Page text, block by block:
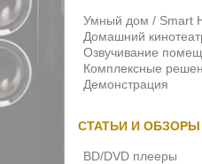
Умный дом / Smart
Домашний
Озвучивание
Комплексные
Демонстрация
СТАТЬИ И ОБЗОРЫ
BD/DVD плееры